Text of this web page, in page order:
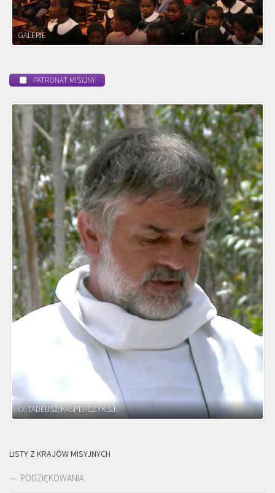
POWOŁANIE MISYJNE
PATRONAT MISYJNY
O. ADNRZEJ LEŚNIARA SJ
LISTY Z KRAJÓW MISYJNYCH
PODZIĘKOWANIA